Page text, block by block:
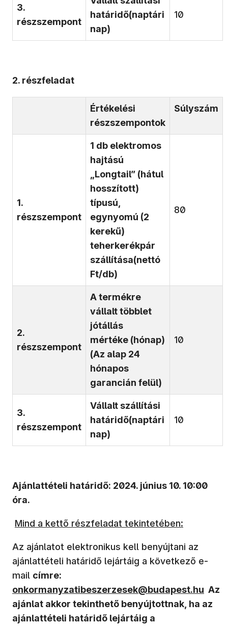
3.
részszempont
határidő(naptári
nap)
10
2. részfeladat
Értékelési
részszempontok
Súlyszám
1.
részszempont
1 db elektromos
hajtású
„Longtail” (hátul
hosszított)
típusú,
egynyomú (2
kerekű)
teherkerékpár
szállítása(nettó
Ft/db)
80
2.
részszempont
A termékre
vállalt többlet
jótállás
mértéke (hónap)
(Az alap 24
hónapos
garancián felül)
10
3.
részszempont
Vállalt szállítási
határidő(naptári
nap)
10
Ajánlattételi határidő: 2024. június 10. 10:00
óra.
Mind a kettő részfeladat tekintetében:
Az ajánlatot elektronikus kell benyújtani az
ajánlattételi határidő lejártáig a következő e-
mail címre:
onkormanyzatibeszerzesek@budapest.hu Az
ajánlat akkor tekinthető benyújtottnak, ha az
ajánlattételi határidő lejártáig a